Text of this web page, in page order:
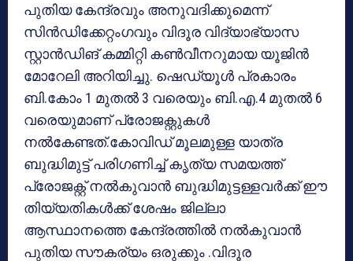
പുതിയ കേന്ദ്രവും അനുവദിക്കുമെന്ന്
സിൻഡിക്കേറ്റംഗവും വിദൂര വിദ്യാഭ്യാസ
സ്റ്റാൻഡിങ് കമ്മിറ്റി കൺവീനറുമായ യൂജിൻ
മോറേലി അറിയിച്ചു. ഷെഡ്യൂൾ പ്രകാരം
ബി.കോം 1 മുതൽ 3 വരെയും ബി.എ.4 മുതൽ 6
വരെയുമാണ് പ്രോജക്റ്റുകൾ
നൽകേണ്ടത്.കോവിഡ് മൂലമുള്ള യാത്ര
ബുദ്ധിമുട്ട് പരിഗണിച്ച് കൃത്യ സമയത്ത്
പ്രോജക്റ്റ് നൽകുവാൻ ബുദ്ധിമുട്ടള്ളവർക്ക് ഈ
തിയ്യതികൾക്ക് ശേഷം ജില്ലാ
ആസ്ഥാനത്തെ കേന്ദ്രത്തിൽ നൽകുവാൻ
പുതിയ സൗകര്യം ഒരുക്കും .വിദൂര